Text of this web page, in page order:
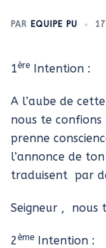
PAR EQUIPE PU
1ère Intention :
A l’aube de
nous te confions
prenne
l’annonce de
traduisent par
Seigneur , nous
2ème Intention :